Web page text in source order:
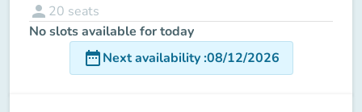
person 20 seats
No slots available for today
date_rangeNext availability:08/12/2026